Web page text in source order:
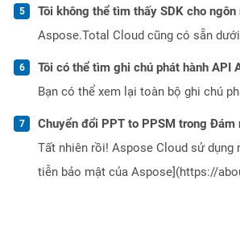
Tôi không thể tìm thấy SDK cho
Aspose.Total Cloud cũng có sẵn
Tôi có thể tìm ghi chú phát hành API
Bạn có thể xem lại toàn bộ ghi chú
Chuyển đổi PPT to PPSM trong Đám
Tất nhiên rồi! Aspose Cloud sử dụng
tiễn bảo mật của Aspose](https://